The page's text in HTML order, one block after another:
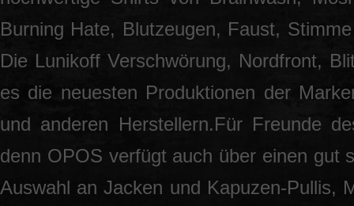
Burning Hate, Blutzeugen, Faust,
Die Lunikoff Verschwörung, Nordfront,
es die neuesten Produktionen der
und anderen Herstellern.Für Freunde
denn OPOS verfügt auch über einen gut
Auswahl an Jacken und Kapuzen-Pullis,